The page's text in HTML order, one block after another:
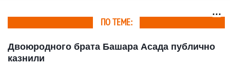
ПО ТЕМЕ:
Двоюродного брата Башара Асада публично
казнили